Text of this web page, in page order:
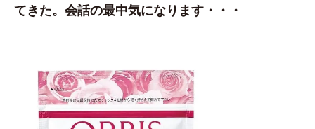
てきた。会話の最中気になります・・・